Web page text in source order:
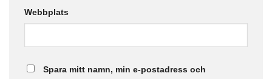
Webbplats
Spara mitt namn, min e-postadress och